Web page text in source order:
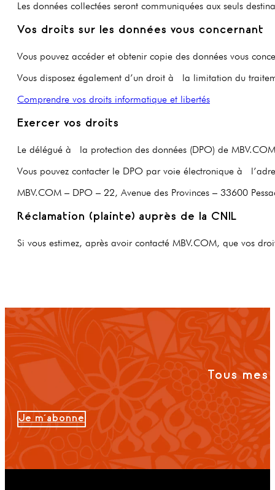
Les données collectées seront communiquées aux seuls
Vos droits sur les données vous concernant
Vous pouvez accéder et obtenir copie des données vous
Vous disposez également d’un droit à la limitation du
Comprendre vos droits informatique et libertés
Exercer vos droits
Le délégué à la protection des données (DPO) de
Vous pouvez contacter le DPO par voie électronique à
MBV.COM – DPO – 22, Avenue des Provinces – 33600
Réclamation (plainte) auprès de la CNIL
Si vous estimez, après avoir contacté MBV.COM, que vos
Tous
Je m'abonne